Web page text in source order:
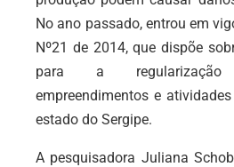
No ano passado, entrou em
Nº21 de 2014, que dispõe
para a
empreendimentos e
estado do Sergipe.
A pesquisadora Juliana